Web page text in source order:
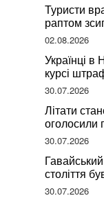
Туристи
раптом
02.08.2026
Українці в
курсі
борги
30.07.2026
Літати
оголосили
вибору місць
30.07.2026
століття
починає
30.07.2026